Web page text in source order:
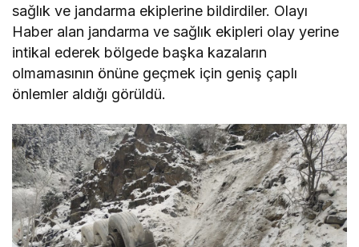
sağlık ve jandarma ekiplerine bildirdiler. Olayı
Haber alan jandarma ve sağlık ekipleri olay yerine
intikal ederek bölgede başka kazaların
olmamasının önüne geçmek için geniş çaplı
önlemler aldığı görüldü.